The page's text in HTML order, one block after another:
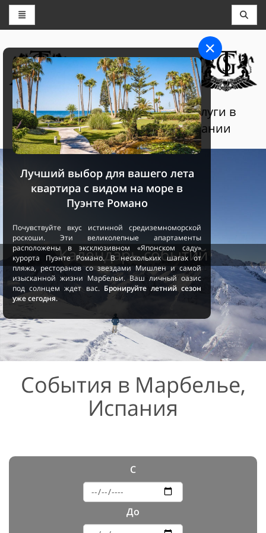
КОНСЬЕРЖ И БРОНИРОВАНИЕ
THE GRAND SELECTION
Роскошные туристические услуги в
Швейцарии, Франции и Испании
Календарь событий
События в Марбелье,
Испания
С
До
Лучший выбор для вашего лета
квартира с видом на море в
Пуэнте Романо
Почувствуйте вкус истинной средиземноморской
роскоши. Эти великолепные апартаменты
расположены в эксклюзивном «Японском саду»
курорта Пуэнте Романо. В нескольких шагах от
пляжа, ресторанов со звездами Мишлен и самой
изысканной жизни Марбельи. Ваш личный оазис
под солнцем ждет вас. Бронируйте летний сезон
уже сегодня.